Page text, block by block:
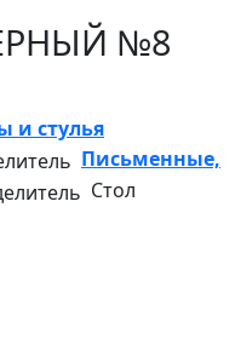
№8
и стулья
Письменные,
Стол